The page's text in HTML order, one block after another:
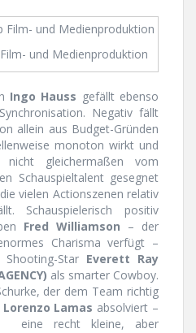
und Medienproduktion
Ingo Hauss gefällt ebenso
Negativ fällt
allein aus Budget-Gründen
monoton wirkt und
nicht gleichermaßen vom
Schauspieltalent gesegnet
vielen Actionszenen relativ
Schauspielerisch positiv
Fred Williamson – der
Charisma verfügt –
Shooting-Star Everett Ray
als smarter Cowboy.
der dem Team richtig
Lorenzo Lamas absolviert –
eine recht kleine, aber